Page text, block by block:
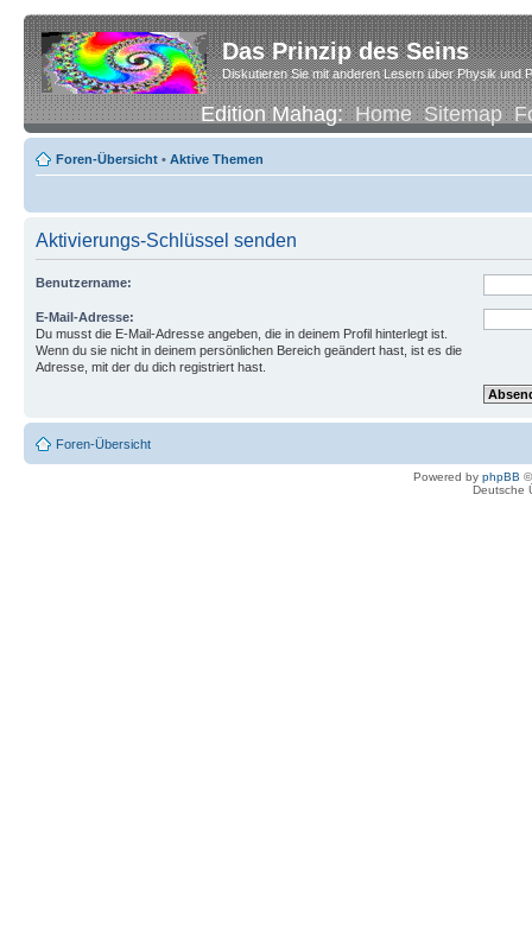
Das Prinzip des Seins
Diskutieren Sie mit anderen Lesern über Physik und
Edition Mahag:Home Sitemap
Foren-Übersicht • Aktive Themen
Aktivierungs-Schlüssel senden
Benutzername:
E-Mail-Adresse:
Du musst die E-Mail-Adresse angeben, die in deinem Profil hinterlegt ist.
Wenn du sie nicht in deinem persönlichen Bereich geändert hast, ist es die
Adresse, mit der du dich registriert hast.
Foren-Übersicht
Powered by phpBB
Deutsche